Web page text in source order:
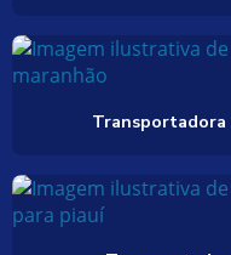
Transportadora